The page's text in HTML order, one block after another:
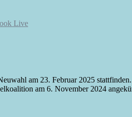
Live
am 23. Februar 2025
am 6. November 2024